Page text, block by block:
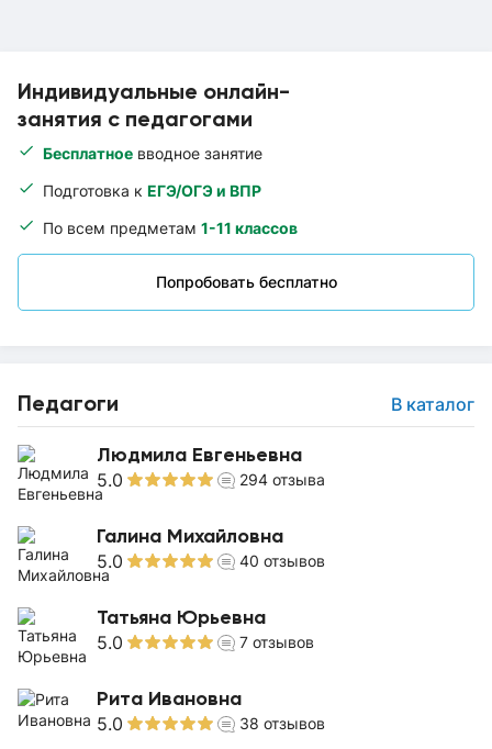
Индивидуальные онлайн-
занятия с педагогами
Бесплатное вводное занятие
Подготовка к ЕГЭ/ОГЭ и ВПР
По всем предметам 1-11 классов
Попробовать бесплатно
Педагоги В каталог
Людмила Евгеньевна
5.0 294 отзыва
Галина Михайловна
5.0 40 отзывов
Татьяна Юрьевна
5.0 7 отзывов
Рита Ивановна
5.0 38 отзывов